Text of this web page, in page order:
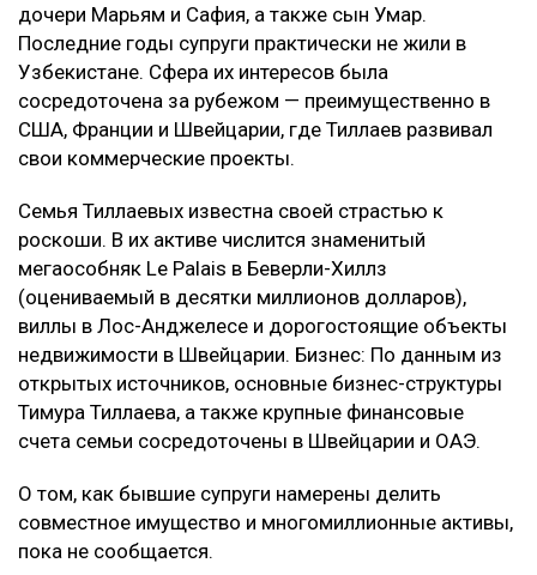
дочери Марьям и Сафия, а также сын Умар.
Последние годы супруги практически не жили в
Узбекистане. Сфера их интересов была
сосредоточена за рубежом — преимущественно в
США, Франции и Швейцарии, где Тиллаев развивал
свои коммерческие проекты.
Семья Тиллаевых известна своей страстью к
роскоши. В их активе числится знаменитый
мегаособняк Le Palais в Беверли-Хиллз
(оцениваемый в десятки миллионов долларов),
виллы в Лос-Анджелесе и дорогостоящие объекты
недвижимости в Швейцарии. Бизнес: По данным из
открытых источников, основные бизнес-структуры
Тимура Тиллаева, а также крупные финансовые
счета семьи сосредоточены в Швейцарии и ОАЭ.
О том, как бывшие супруги намерены делить
совместное имущество и многомиллионные активы,
пока не сообщается.